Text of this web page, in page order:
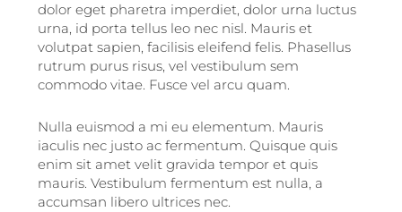
dolor eget pharetra imperdiet, dolor urna luctus
urna, id porta tellus leo nec nisl. Mauris et
volutpat sapien, facilisis eleifend felis. Phasellus
rutrum purus risus, vel vestibulum sem
commodo vitae. Fusce vel arcu quam.
Nulla euismod a mi eu elementum. Mauris
iaculis nec justo ac fermentum. Quisque quis
enim sit amet velit gravida tempor et quis
mauris. Vestibulum fermentum est nulla, a
accumsan libero ultrices nec.